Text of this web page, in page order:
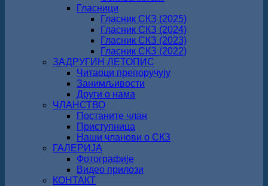
Гласници
Гласник СКЗ (2025)
Гласник СКЗ (2024)
Гласник СКЗ (2023)
Гласник СКЗ (2022)
ЗАДРУГИН ЛЕТОПИС
Читаоци препоручују
Занимљивости
Други о нама
ЧЛАНСТВО
Постаните члан
Приступница
Наши чланови о СКЗ
ГАЛЕРИЈА
Фотографије
Видео прилози
КОНТАКТ